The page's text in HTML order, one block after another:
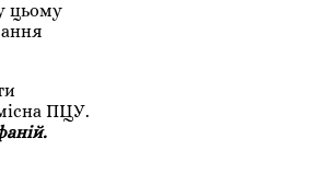
цьому
ПЦУ.